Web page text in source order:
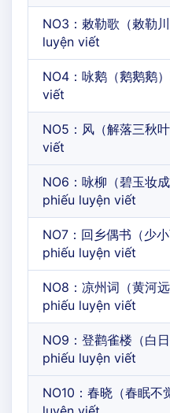
NO3：敕勒歌（敕勒
luyện viết
NO4：咏鹅（鹅鹅鹅
viết
NO5：风（解落三秋
viết
NO6：咏柳（碧玉妆
phiếu luyện viết
NO7：回乡偶书（少
phiếu luyện viết
NO8：凉州词（黄河
phiếu luyện viết
NO9：登鹳雀楼（白
phiếu luyện viết
NO10：春晓（春眠